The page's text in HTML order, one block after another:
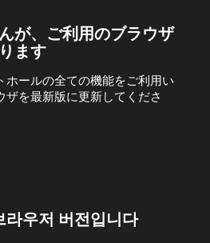
が、ご利用のブラウザ
ます
ホールの全ての機能をご利用い
ザを最新版に更新してくださ
라우저 버전입니다